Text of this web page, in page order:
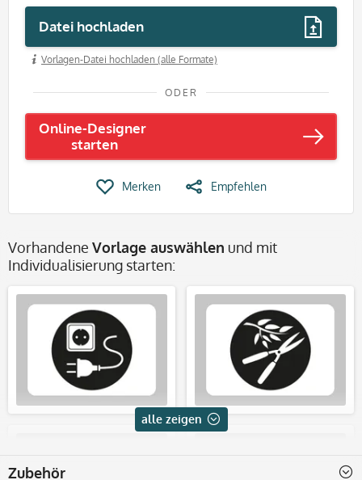
Datei hochladen
Vorlagen-Datei hochladen (alle Formate)
ODER
Online-Designer
starten
Merken Empfehlen
Vorhandene Vorlage auswählen und mit
Individualisierung starten:
alle zeigen
Zubehör